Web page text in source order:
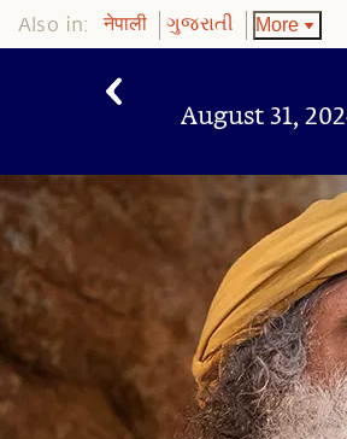
Also in: नेपाली ગુજરાતી More
August 31,